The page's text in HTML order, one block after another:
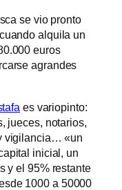
se vio pronto
alquila un
euros
agrandes
es variopinto:
jueces, notarios,
vigilancia… «un
inicial, un
y el 95% restante
1000 a 50000